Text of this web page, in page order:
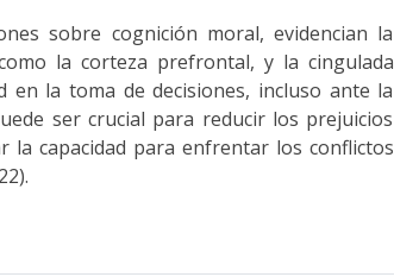
sobre cognición moral, evidencian la
la corteza prefrontal, y la cingulada
la toma de decisiones, incluso ante la
ser crucial para reducir los prejuicios
la capacidad para enfrentar los conflictos